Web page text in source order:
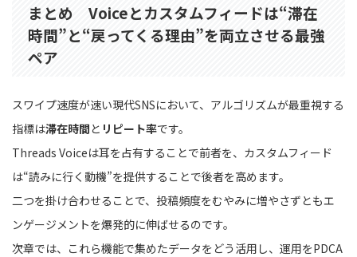
まとめ Voiceとカスタムフィードは“滞在
時間”と“戻ってくる理由”を両立させる最強
ペア
スワイプ速度が速い現代SNSにおいて、アルゴリズムが最重視する
指標は滞在時間と リピート率です。
Threads Voiceは耳を占有することで前者を、カスタムフィード
は“読みに行く動機”を提供することで後者を高めます。
二つを掛け合わせることで、投稿頻度をむやみに増やさずともエ
ンゲージメントを爆発的に伸ばせるのです。
次章では、これら機能で集めたデータをどう活用し、運用をPDCA